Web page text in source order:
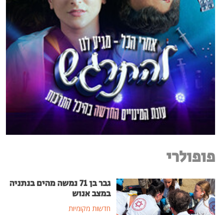
פופולרי
גבר בן 71 נמשה מהים בנתניה
במצב אנוש
חדשות מקומיות